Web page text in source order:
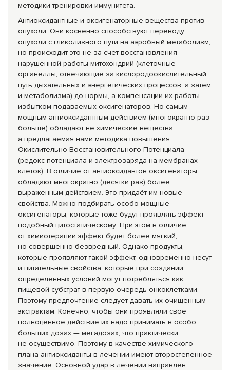
методики тренировки иммунитета.
Антиоксидантные и оксигенаторные вещества против
опухоли. Они косвенно способствуют переводу
опухоли с гликолизного пути на аэробный метаболизм,
но происходит это не за счет восстановления
нарушенной работы митохондрий (клеточные
органеллы, отвечающие за кислородоокислительный
путь дыхательных и энергетических процессов, а затем
и метаболизма) до нормы, а компенсации их работы
избытком подаваемых оксигенаторов. Но самым
мощным антиоксидантным действием (многократно раз
больше) обладают не химические вещества,
а предлагаемая нами методика повышения
Окислительно-Восстановительного Потенциала
(редокс-потенциала и электрозаряда на мембранах
клеток). В отличие от антиоксидантов оксигенаторы
обладают многократно (десятки раз) более
выраженным действием. Это придаёт им новые
свойства. Можно подбирать особо мощные
оксигенаторы, которые тоже будут проявлять эффект
подобный цитостатическому. При этом в отличие
от химиотерапии эффект будет более мягкий,
но совершенно безвредный. Однако продукты,
которые проявляют такой эффект, одновременно несут
и питательные свойства, которые при создании
определенных условий могут потребляться как
пищевой субстрат в первую очередь онкоклетками.
Поэтому предпочтение следует давать их очищенным
экстрактам. Конечно, чтобы они проявляли своё
полноценное действие их надо принимать в особо
больших дозах — мегадозах, что практически
не осуществимо. Поэтому в качестве химического
плана антиоксиданты в лечении имеют второстепенное
значение. Основной удар в лечении направлен